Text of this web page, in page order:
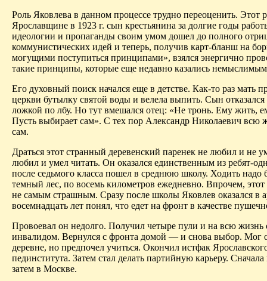
Роль Яковлева в данном процессе трудно переоценить. Этот
Ярославщине в 1923 г. сын крестьянина за долгие годы
идеологии и пропаганды своим умом дошел до полного
коммунистических идей и теперь, получив карт-бланш на
могущими поступиться принципами», взялся энергично
такие принципы, которые еще недавно казались
Его духовный поиск начался еще в детстве. Как-то раз мать
церкви бутылку святой воды и велела выпить. Сын
ложкой по лбу. Но тут вмешался отец: «Не тронь. Ему жить,
Пусть выбирает сам». С тех пор Александр Николаевич всю
сам.
Драться этот странный деревенский паренек не любил и не
любил и умел читать. Он оказался единственным из ребят-
после седьмого класса пошел в среднюю школу. Ходить надо
темный лес, по восемь километров ежедневно. Впрочем,
не самым страшным. Сразу после школы Яковлев оказался в
восемнадцать лет понял, что едет на фронт в качестве
Провоевал он недолго. Получил четыре пули и на всю жизнь
инвалидом. Вернулся с фронта домой — и снова выбор. Мог
деревне, но предпочел учиться. Окончил истфак
пединститута. Затем стал делать партийную карьеру.
затем в Москве.